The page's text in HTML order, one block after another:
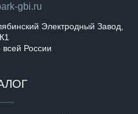
gbi.ru
Электродный Завод,
всей России